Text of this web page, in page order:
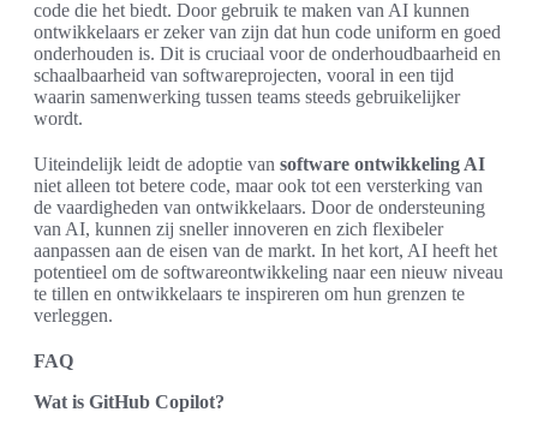
code die het biedt. Door gebruik te maken van AI kunnen
ontwikkelaars er zeker van zijn dat hun code uniform en goed
onderhouden is. Dit is cruciaal voor de onderhoudbaarheid en
schaalbaarheid van softwareprojecten, vooral in een tijd
waarin samenwerking tussen teams steeds gebruikelijker
wordt.
Uiteindelijk leidt de adoptie van software ontwikkeling AI
niet alleen tot betere code, maar ook tot een versterking van
de vaardigheden van ontwikkelaars. Door de ondersteuning
van AI, kunnen zij sneller innoveren en zich flexibeler
aanpassen aan de eisen van de markt. In het kort, AI heeft het
potentieel om de softwareontwikkeling naar een nieuw niveau
te tillen en ontwikkelaars te inspireren om hun grenzen te
verleggen.
FAQ
Wat is GitHub Copilot?